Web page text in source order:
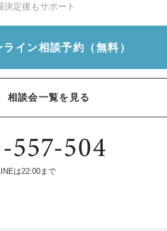
決定後もサポート
ライン相談予約 （無料）
相談会一覧を見る
は22:00まで